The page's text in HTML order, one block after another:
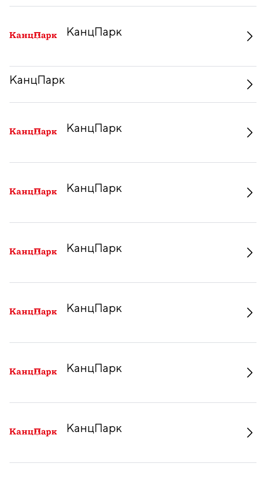
КанцПарк
КанцПарк
КанцПарк
КанцПарк
КанцПарк
КанцПарк
КанцПарк
КанцПарк